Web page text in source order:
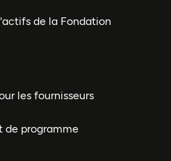
de la Fondation
les fournisseurs
de programme